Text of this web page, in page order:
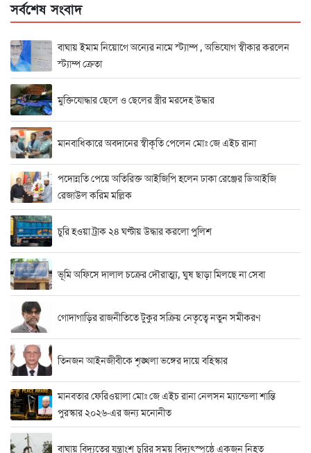
সর্বশেষ সংবাদ
বাঘায় ইমাম নিয়োগে অন্যের নামে স্ট্যাম্প , অভিযোগ স্বীকার করলেন
স্ট্যাম্প ক্রেতা
মুক্তিযোদ্ধার ছেলে ও ছেলের স্ত্রীর মরদেহ উদ্ধার
মানবাধিকারে অবদানের স্বীকৃতি পেলেন মোঃ জে এইচ রানা
পদোন্নতি পেয়ে অতিরিক্ত আইজিপি হলেন ঢাকা রেঞ্জের ডিআইজি
রেজাউল করিম মল্লিক
চুরি হওয়া ট্রাক ২৪ ঘণ্টায় উদ্ধার করলো পুলিশ
ভূমি অফিসে দালাল চক্রের দৌরাত্ম্য, ঘুষ ছাড়া মিলছে না সেবা
গোদাগাড়ির রাজনীতিতে টুকুর সক্রিয় নেতৃত্বে নতুন সমীকরণ
তিনজন আইনজীবীকে শৃঙ্খলা ভঙ্গের দায়ে বহিস্কার
মানবতার ফেরিওয়ালা মোঃ জে এইচ রানা নেলসন ম্যান্ডেলা শান্তি
পুরস্কার ২০২৬-এর জন্য মনোনীত
বাঘায় বিদ্যুতের যন্ত্রাংশ চুরির সময় বিদ্যুৎস্পৃষ্ঠে একজন নিহত